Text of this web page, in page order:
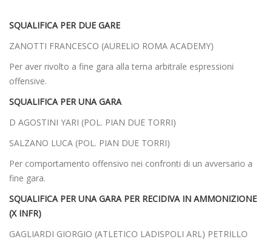
SQUALIFICA PER DUE GARE
ZANOTTI FRANCESCO (AURELIO ROMA ACADEMY)
Per aver rivolto a fine gara alla terna arbitrale espressioni
offensive.
SQUALIFICA PER UNA GARA
D AGOSTINI YARI (POL. PIAN DUE TORRI)
SALZANO LUCA (POL. PIAN DUE TORRI)
Per comportamento offensivo nei confronti di un avversario a
fine gara.
SQUALIFICA PER UNA GARA PER RECIDIVA IN AMMONIZIONE
(X INFR)
GAGLIARDI GIORGIO (ATLETICO LADISPOLI ARL) PETRILLO